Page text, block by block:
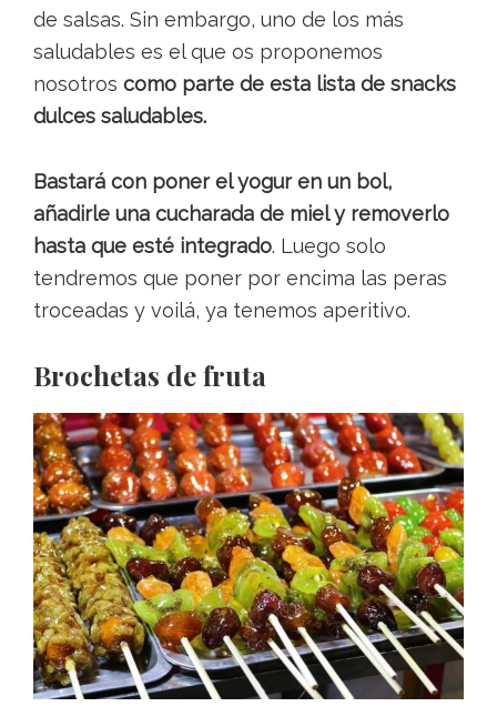
de salsas. Sin embargo, uno de los más
saludables es el que os proponemos
nosotros como parte de esta lista de snacks
dulces saludables.
Bastará con poner el yogur en un bol,
añadirle una cucharada de miel y removerlo
hasta que esté integrado. Luego solo
tendremos que poner por encima las peras
troceadas y voilá, ya tenemos aperitivo.
Brochetas de fruta